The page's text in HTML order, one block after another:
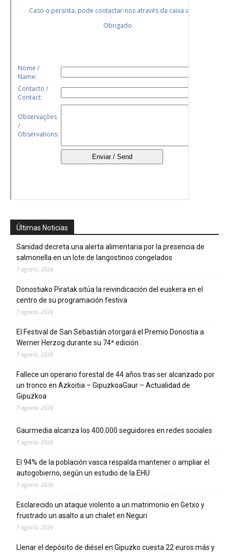
Últimas Noticias
Sanidad decreta una alerta alimentaria por la presencia de
salmonella en un lote de langostinos congelados
7 agosto, 2026
Donostiako Piratak sitúa la reivindicación del euskera en el
centro de su programación festiva
7 agosto, 2026
El Festival de San Sebastián otorgará el Premio Donostia a
Werner Herzog durante su 74ª edición
7 agosto, 2026
Fallece un operario forestal de 44 años tras ser alcanzado por
un tronco en Azkoitia – GipuzkoaGaur – Actualidad de
Gipuzkoa
7 agosto, 2026
Gaurmedia alcanza los 400.000 seguidores en redes sociales
7 agosto, 2026
El 94% de la población vasca respalda mantener o ampliar el
autogobierno, según un estudio de la EHU
7 agosto, 2026
Esclarecido un ataque violento a un matrimonio en Getxo y
frustrado un asalto a un chalet en Neguri
7 agosto, 2026
Llenar el depósito de diésel en Gipuzko cuesta 22 euros más y